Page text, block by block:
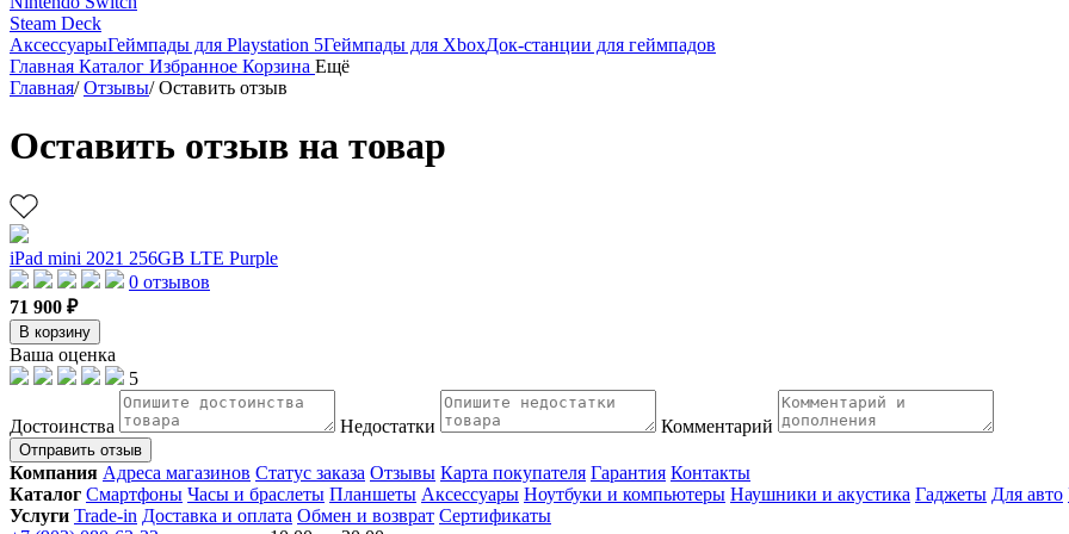
Steam Deck
АксессуарыГеймпады для Playstation 5Геймпады для XboxДок-станции для геймпадов
Главная Каталог Избранное Корзина Ещё
Главная/ Отзывы/ Оставить отзыв
Оставить отзыв на товар
iPad mini 2021 256GB LTE Purple
0 отзывов
71 900 ₽
В корзину
Ваша оценка
5
Достоинства Недостатки Комментарий
Отправить отзыв
Компания Адреса магазинов Статус заказа Отзывы Карта покупателя Гарантия Контакты
Каталог Смартфоны Часы и браслеты Планшеты Аксессуары Ноутбуки и компьютеры Наушники и акустика Гаджеты Для авто
Услуги Trade-in Доставка и оплата Обмен и возврат Сертификаты